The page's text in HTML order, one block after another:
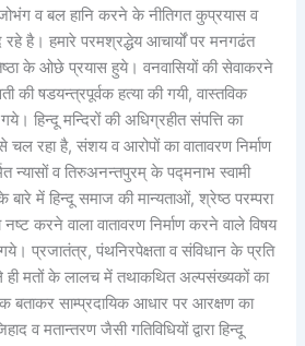
व बल हानि करने के नीतिगत कुप्रयास व
है। हमारे परमश्रद्धेय आचार्यों पर मनगढंत
के ओछे प्रयास हुये। वनवासियों की सेवाकरने
की षडयन्त्रपूर्वक हत्या की गयी, वास्तविक
हिन्दू मन्दिरों की अधिग्रहीत संपत्ति का
रहा है, संशय व आरोपों का वातावरण निर्माण
न्यासों व तिरुअनन्तपुरम् के पद्मनाभ स्वामी
बारे में हिन्दू समाज की मान्यताओं, श्रेष्ठ परम्परा
करने वाला वातावरण निर्माण करने वाले विषय
प्रजातंत्र, पंथनिरपेक्षता व संविधान के प्रति
ही मतों के लालच में तथाकथित अल्पसंख्यकों का
बताकर साम्प्रदायिक आधार पर आरक्षण का
व मतान्तरण जैसी गतिविधियों द्वारा हिन्दू